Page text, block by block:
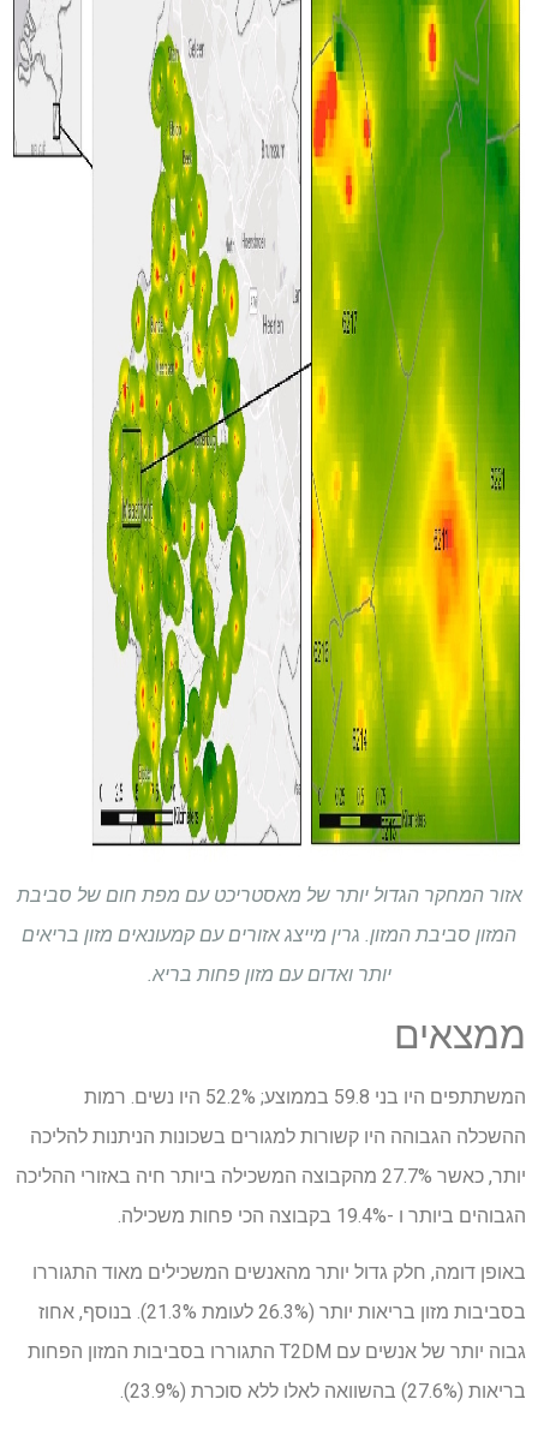
אזור המחקר הגדול יותר של מאסטריכט עם מפת חום של סביבת
המזון סביבת המזון. גרין מייצג אזורים עם קמעונאים מזון בריאים
יותר ואדום עם מזון פחות בריא.
ממצאים
המשתתפים היו בני 59.8 בממוצע; 52.2% היו נשים. רמות
ההשכלה הגבוהה היו קשורות למגורים בשכונות הניתנות להליכה
יותר, כאשר 27.7% מהקבוצה המשכילה ביותר חיה באזורי ההליכה
הגבוהים ביותר ו -19.4% בקבוצה הכי פחות משכילה.
באופן דומה, חלק גדול יותר מהאנשים המשכילים מאוד התגוררו
בסביבות מזון בריאות יותר (26.3% לעומת 21.3%). בנוסף, אחוז
גבוה יותר של אנשים עם T2DM התגוררו בסביבות המזון הפחות
בריאות (27.6%) בהשוואה לאלו ללא סוכרת (23.9%).